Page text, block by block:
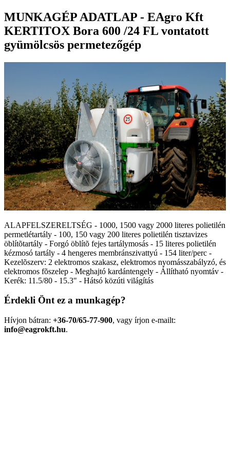
MUNKAGÉP ADATLAP - EAgro Kft
KERTITOX Bora 600 /24 FL vontatott
gyümölcsös permetezőgép
ALAPFELSZERELTSÉG - 1000, 1500 vagy 2000 literes polietilén
permetlétartály - 100, 150 vagy 200 literes polietilén tisztavizes
öblítõtartály - Forgó öblítõ fejes tartálymosás - 15 literes polietilén
kézmosó tartály - 4 hengeres membránszivattyú - 154 liter/perc -
Kezelõszerv: 2 elektromos szakasz, elektromos nyomásszabályzó, és
elektromos fõszelep - Meghajtó kardántengely - Állítható nyomtáv -
Kerék: 11.5/80 - 15.3" - Hátsó közúti világítás
Érdekli Önt ez a munkagép?
Hívjon bátran: +36-70/65-77-900, vagy írjon e-mailt:
info@eagrokft.hu.